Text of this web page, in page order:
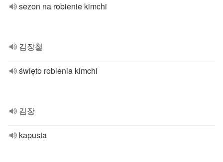
sezon na robienie kimchi
김장철
święto robienia kimchi
김장
kapusta